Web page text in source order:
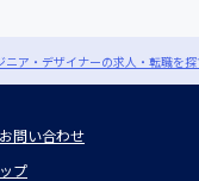
ニア・デザイナーの求人・転職を
問い合わせ
プ